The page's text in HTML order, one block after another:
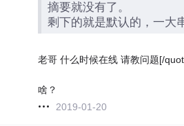
摘要就没有了。
剩下的就是默认的，一大
老哥 什么时候在线 请教问题[/
啥？
2019-01-20